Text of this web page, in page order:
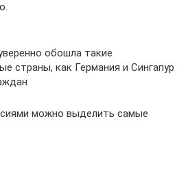
обошла такие
страны, как Германия и Сингапур
можно выделить самые